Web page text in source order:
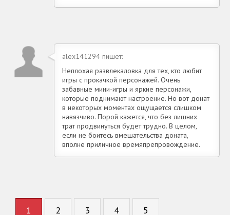
alex141294 пишет:
Неплохая развлекаловка для тех, кто любит
игры с прокачкой персонажей. Очень
забавные мини-игры и яркие персонажи,
которые поднимают настроение. Но вот донат
в некоторых моментах ощущается слишком
навязчиво. Порой кажется, что без лишних
трат продвинуться будет трудно. В целом,
если не боитесь вмешательства доната,
вполне приличное времяпрепровождение.
1 2 3 4 5